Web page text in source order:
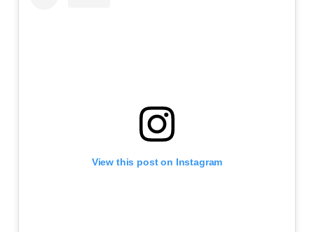
View this post on Instagram